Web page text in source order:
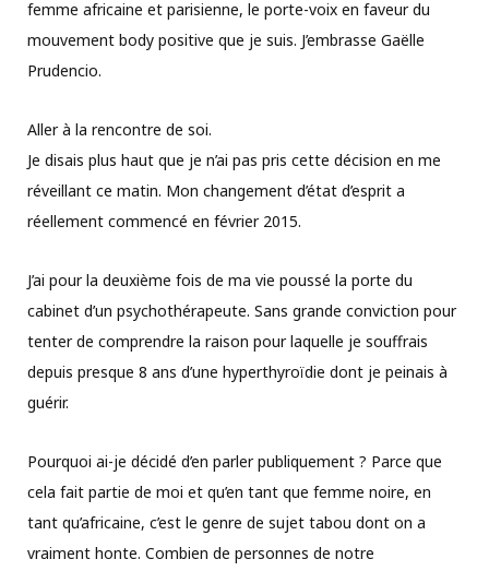
femme africaine et parisienne, le porte-voix en faveur du
mouvement body positive que je suis. J’embrasse Gaëlle
Prudencio.
Aller à la rencontre de soi.
Je disais plus haut que je n’ai pas pris cette décision en me
réveillant ce matin. Mon changement d’état d’esprit a
réellement commencé en février 2015.
J’ai pour la deuxième fois de ma vie poussé la porte du
cabinet d’un psychothérapeute. Sans grande conviction pour
tenter de comprendre la raison pour laquelle je souffrais
depuis presque 8 ans d’une hyperthyroïdie dont je peinais à
guérir.
Pourquoi ai-je décidé d’en parler publiquement ? Parce que
cela fait partie de moi et qu’en tant que femme noire, en
tant qu’africaine, c’est le genre de sujet tabou dont on a
vraiment honte. Combien de personnes de notre